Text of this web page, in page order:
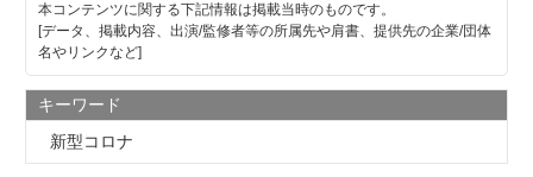
本コンテンツに関する下記情報は掲載当時のものです。
[データ、掲載内容、出演/監修者等の所属先や肩書、提供先の企業/団体
名やリンクなど]
キーワード
新型コロナ